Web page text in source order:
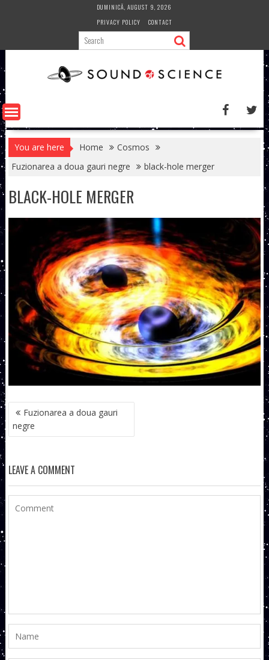
DUMINICĂ, AUGUST 9, 2026
PRIVACY POLICY
CONTACT
You are here Home
Cosmos
Fuzionarea a doua gauri negre
black-hole merger
BLACK-HOLE MERGER
NAVIGARE
ÎN
ARTICOLE
Fuzionarea a doua gauri
negre
LEAVE A COMMENT